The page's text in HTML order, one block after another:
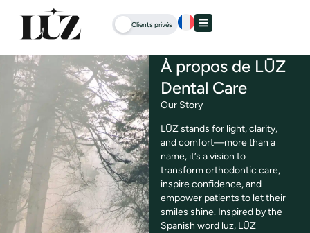
Clients privés
À propos de LŪZ
Dental Care
Our Story
LŪZ stands for light, clarity,
and comfort—more than a
name, it’s a vision to
transform orthodontic care,
inspire confidence, and
empower patients to let their
smiles shine. Inspired by the
Spanish word luz, LŪZ